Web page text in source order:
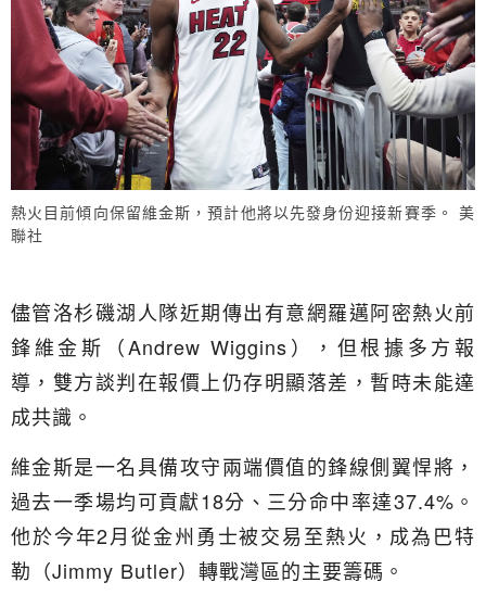
熱火目前傾向保留維金斯，預計他將以先發身份迎接新賽季。 美
聯社
儘管洛杉磯湖人隊近期傳出有意網羅邁阿密熱火前
鋒維金斯（Andrew Wiggins），但根據多方報
導，雙方談判在報價上仍存明顯落差，暫時未能達
成共識。
維金斯是一名具備攻守兩端價值的鋒線側翼悍將，
過去一季場均可貢獻18分、三分命中率達37.4%。
他於今年2月從金州勇士被交易至熱火，成為巴特
勒（Jimmy Butler）轉戰灣區的主要籌碼。